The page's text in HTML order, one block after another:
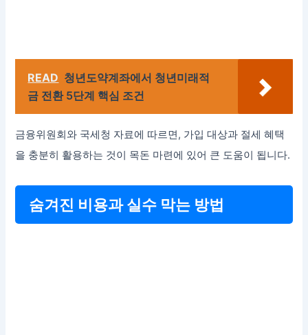
READ 청년도약계좌에서 청년미래적
금 전환 5단계 핵심 조건
금융위원회와 국세청 자료에 따르면, 가입 대상과 절세 혜택
을 충분히 활용하는 것이 목돈 마련에 있어 큰 도움이 됩니다.
숨겨진 비용과 실수 막는 방법